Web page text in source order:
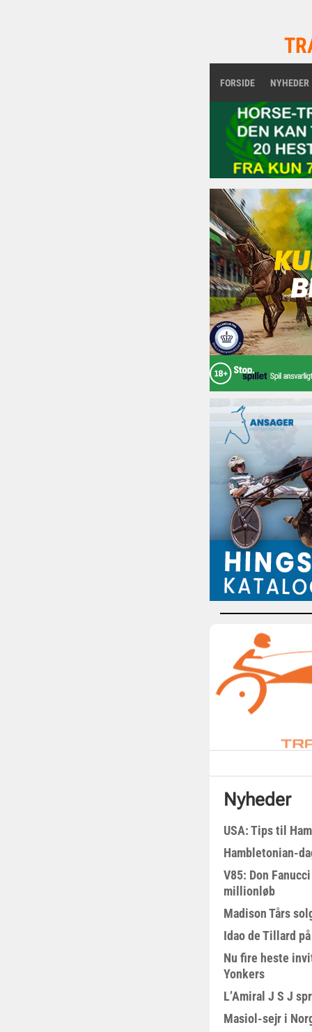
FORSIDE NYHEDER
Nyheder
USA: Tips til
Hambletonian-
V85: Don
millionløb
Madison Tårs
Idao de Tillard
Nu fire heste
Yonkers
L’Amiral J S J
Masiol-sejr i